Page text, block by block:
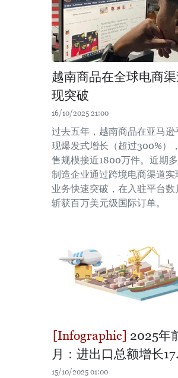
越南商品在全球电商
现突破
16/10/2025 21:00
过去五年，越南商品在亚马逊
现爆发式增长（超过300%）
售规模接近1800万件。近期
制造企业通过跨境电商渠道实
业务快速突破，在入驻平台数
斩获百万美元级国际订单。
2025年
月：进出口总额增长
15/10/2025 01:00